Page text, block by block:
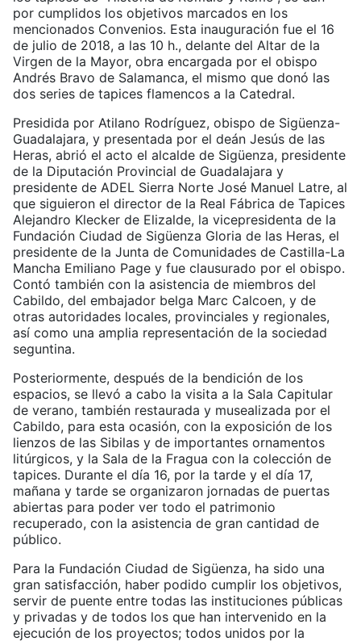
por cumplidos los objetivos marcados en los
mencionados Convenios. Esta inauguración fue el 16
de julio de 2018, a las 10 h., delante del Altar de la
Virgen de la Mayor, obra encargada por el obispo
Andrés Bravo de Salamanca, el mismo que donó las
dos series de tapices flamencos a la Catedral.
Presidida por Atilano Rodríguez, obispo de Sigüenza-
Guadalajara, y presentada por el deán Jesús de las
Heras, abrió el acto el alcalde de Sigüenza, presidente
de la Diputación Provincial de Guadalajara y
presidente de ADEL Sierra Norte José Manuel Latre, al
que siguieron el director de la Real Fábrica de Tapices
Alejandro Klecker de Elizalde, la vicepresidenta de la
Fundación Ciudad de Sigüenza Gloria de las Heras, el
presidente de la Junta de Comunidades de Castilla-La
Mancha Emiliano Page y fue clausurado por el obispo.
Contó también con la asistencia de miembros del
Cabildo, del embajador belga Marc Calcoen, y de
otras autoridades locales, provinciales y regionales,
así como una amplia representación de la sociedad
seguntina.
Posteriormente, después de la bendición de los
espacios, se llevó a cabo la visita a la Sala Capitular
de verano, también restaurada y musealizada por el
Cabildo, para esta ocasión, con la exposición de los
lienzos de las Sibilas y de importantes ornamentos
litúrgicos, y la Sala de la Fragua con la colección de
tapices. Durante el día 16, por la tarde y el día 17,
mañana y tarde se organizaron jornadas de puertas
abiertas para poder ver todo el patrimonio
recuperado, con la asistencia de gran cantidad de
público.
Para la Fundación Ciudad de Sigüenza, ha sido una
gran satisfacción, haber podido cumplir los objetivos,
servir de puente entre todas las instituciones públicas
y privadas y de todos los que han intervenido en la
ejecución de los proyectos; todos unidos por la